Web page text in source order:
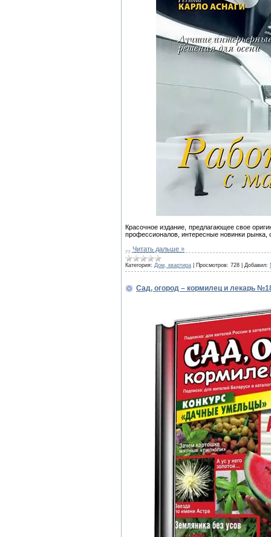
Красочное издание, предлагающее свое
профессионалов, интересные новинки рынка,
Читать дальше »
Категория: Дом, квартира Просмотров: 728 Добавил:
Сад, огород – кормилец и лекарь